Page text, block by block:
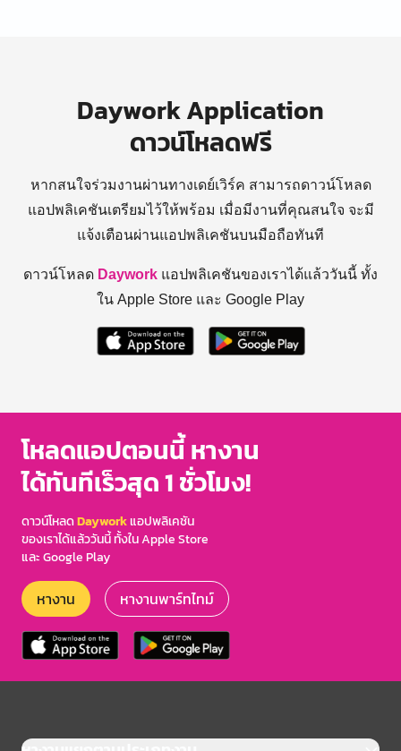
Daywork Application
ดาวน์โหลดฟรี
หากสนใจร่วมงานผ่านทางเดย์เวิร์ค สามารถดาวน์โหลด
แอปพลิเคชันเตรียมไว้ให้พร้อม เมื่อมีงานที่คุณสนใจ จะมี
แจ้งเตือนผ่านแอปพลิเคชันบนมือถือทันที
ดาวน์โหลด Daywork แอปพลิเคชันของเราได้แล้ววันนี้ ทั้ง
ใน Apple Store และ Google Play
โหลดแอปตอนนี้ หางาน
ได้ทันทีเร็วสุด 1 ชั่วโมง!
ดาวน์โหลดDayworkแอปพลิเคชัน
ของเราได้แล้ววันนี้ ทั้งใน Apple Store
และ Google Play
หางาน หางานพาร์ทไทม์